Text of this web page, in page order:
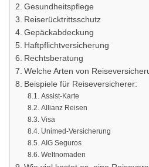
Gesundheitspflege
Reiserücktrittsschutz
Gepäckabdeckung
Haftpflichtversicherung
Rechtsberatung
Welche Arten von
Beispiele für Reiseversicherer:
Assist-Karte
Allianz Reisen
Visa
Unimed-Versicherung
AIG Seguros
Weltnomaden